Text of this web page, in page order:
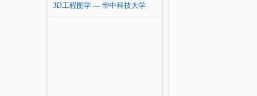
3D工程图学 — 华中科技大学